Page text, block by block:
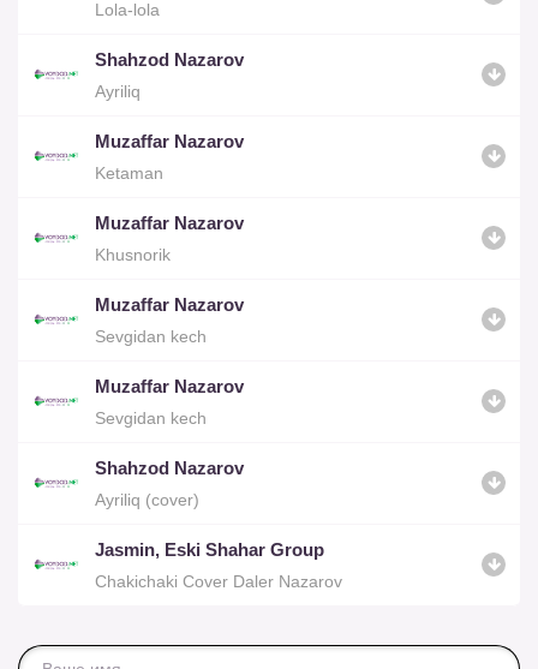
Lola-lola
Shahzod Nazarov
Ayriliq
Muzaffar Nazarov
Ketaman
Muzaffar Nazarov
Khusnorik
Muzaffar Nazarov
Sevgidan kech
Muzaffar Nazarov
Sevgidan kech
Shahzod Nazarov
Ayriliq (cover)
Jasmin, Eski Shahar Group
Chakichaki Cover Daler Nazarov